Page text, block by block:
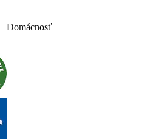
Domácnosť